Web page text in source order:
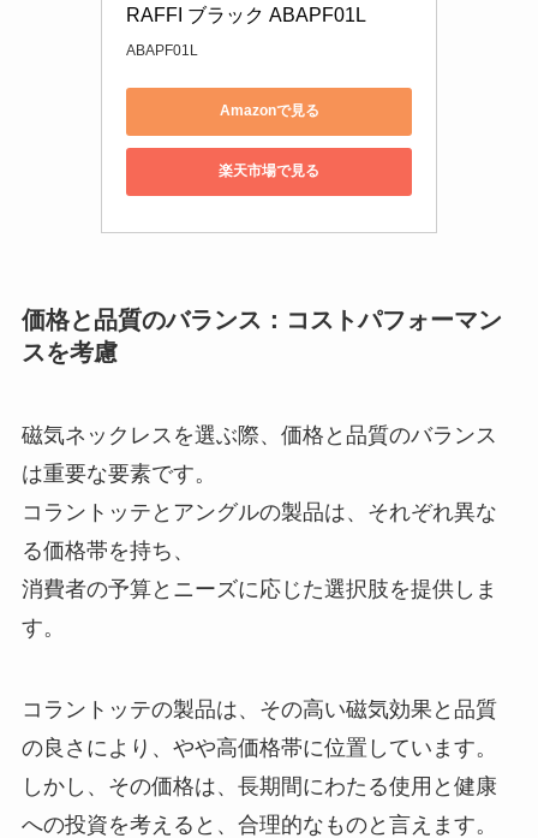
RAFFI ブラック ABAPF01L
ABAPF01L
Amazonで見る
楽天市場で見る
価格と品質のバランス：コストパフォーマン
スを考慮
磁気ネックレスを選ぶ際、価格と品質のバランス
は重要な要素です。
コラントッテとアングルの製品は、それぞれ異な
る価格帯を持ち、
消費者の予算とニーズに応じた選択肢を提供しま
す。
コラントッテの製品は、その高い磁気効果と品質
の良さにより、やや高価格帯に位置しています。
しかし、その価格は、長期間にわたる使用と健康
への投資を考えると、合理的なものと言えます。